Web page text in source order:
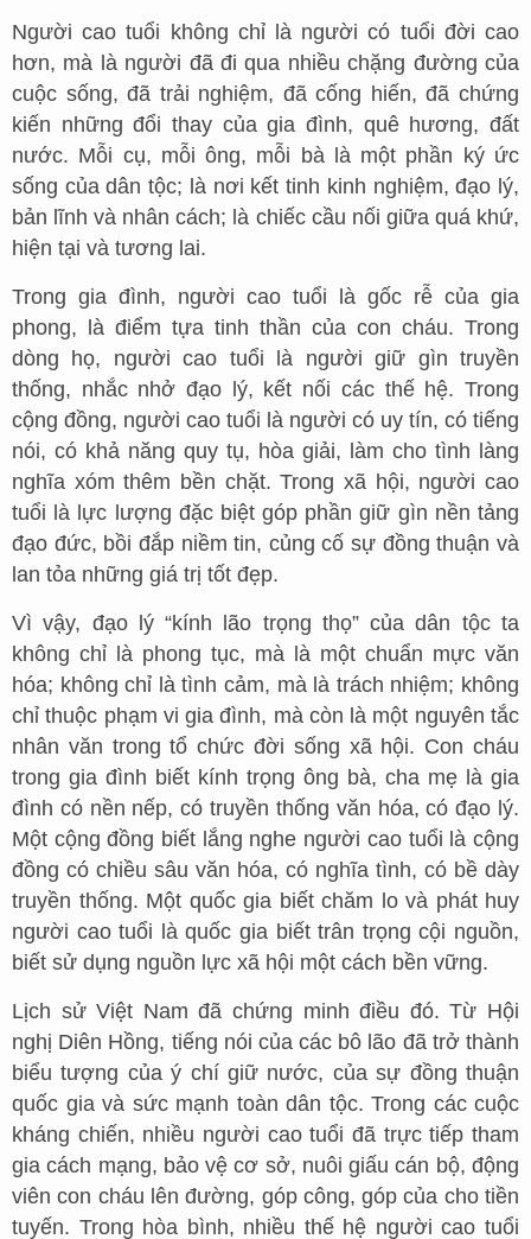
Người cao tuổi không chỉ là người có tuổi đời cao
hơn, mà là người đã đi qua nhiều chặng đường của
cuộc sống, đã trải nghiệm, đã cống hiến, đã chứng
kiến những đổi thay của gia đình, quê hương, đất
nước. Mỗi cụ, mỗi ông, mỗi bà là một phần ký ức
sống của dân tộc; là nơi kết tinh kinh nghiệm, đạo lý,
bản lĩnh và nhân cách; là chiếc cầu nối giữa quá khứ,
hiện tại và tương lai.
Trong gia đình, người cao tuổi là gốc rễ của gia
phong, là điểm tựa tinh thần của con cháu. Trong
dòng họ, người cao tuổi là người giữ gìn truyền
thống, nhắc nhở đạo lý, kết nối các thế hệ. Trong
cộng đồng, người cao tuổi là người có uy tín, có tiếng
nói, có khả năng quy tụ, hòa giải, làm cho tình làng
nghĩa xóm thêm bền chặt. Trong xã hội, người cao
tuổi là lực lượng đặc biệt góp phần giữ gìn nền tảng
đạo đức, bồi đắp niềm tin, củng cố sự đồng thuận và
lan tỏa những giá trị tốt đẹp.
Vì vậy, đạo lý “kính lão trọng thọ” của dân tộc ta
không chỉ là phong tục, mà là một chuẩn mực văn
hóa; không chỉ là tình cảm, mà là trách nhiệm; không
chỉ thuộc phạm vi gia đình, mà còn là một nguyên tắc
nhân văn trong tổ chức đời sống xã hội. Con cháu
trong gia đình biết kính trọng ông bà, cha mẹ là gia
đình có nền nếp, có truyền thống văn hóa, có đạo lý.
Một cộng đồng biết lắng nghe người cao tuổi là cộng
đồng có chiều sâu văn hóa, có nghĩa tình, có bề dày
truyền thống. Một quốc gia biết chăm lo và phát huy
người cao tuổi là quốc gia biết trân trọng cội nguồn,
biết sử dụng nguồn lực xã hội một cách bền vững.
Lịch sử Việt Nam đã chứng minh điều đó. Từ Hội
nghị Diên Hồng, tiếng nói của các bô lão đã trở thành
biểu tượng của ý chí giữ nước, của sự đồng thuận
quốc gia và sức mạnh toàn dân tộc. Trong các cuộc
kháng chiến, nhiều người cao tuổi đã trực tiếp tham
gia cách mạng, bảo vệ cơ sở, nuôi giấu cán bộ, động
viên con cháu lên đường, góp công, góp của cho tiền
tuyến. Trong hòa bình, nhiều thế hệ người cao tuổi